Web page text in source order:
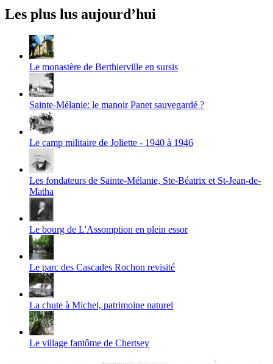
Les plus lus aujourd’hui
Le monastère de Berthierville en sursis
Sainte-Mélanie: le manoir Panet sauvegardé ?
Le camp militaire de Joliette - 1940 à 1946
Les fondateurs de Sainte-Mélanie, Ste-Béatrix et St-Jean-de-
Matha
Le bourg de L'Assomption en plein essor
Le parc des Cascades Rochon revisité
La chute à Michel, patrimoine naturel
Le village fantôme de Chertsey